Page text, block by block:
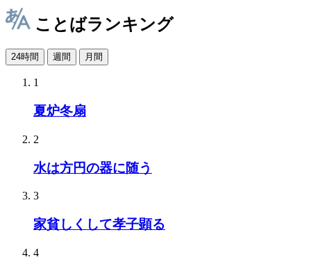
ことばランキング
24時間 週間 月間
1
夏炉冬扇
2
水は方円の器に随う
3
家貧しくして孝子顕る
4